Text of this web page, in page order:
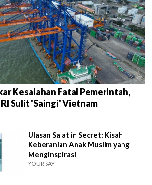
Kesalahan Fatal Pemerintah,
Sulit 'Saingi' Vietnam
Ulasan Salat in Secret: Kisah
Keberanian Anak Muslim yang
Menginspirasi
YOUR SAY